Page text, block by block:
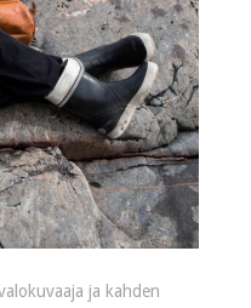
ja kahden